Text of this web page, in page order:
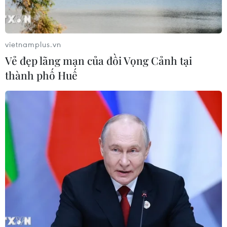
tăng kết nối khu vực phía Tây Nam
Hà Nội
06/08/2026 08:19
Đắk Lắk: Điều tra, khắc phục sự cố
nhiều phương tiện thủng lốp trên
cao tốc
06/08/2026 07:14
Đại biểu Quốc hội băn khoăn khả
năng cân đối vốn 2 siêu dự án giao
thông
06/08/2026 07:00
Xem thêm
vietnamplus.vn
Vẻ đẹp lãng mạn của đồi Vọng Cảnh tại
thành phố Huế